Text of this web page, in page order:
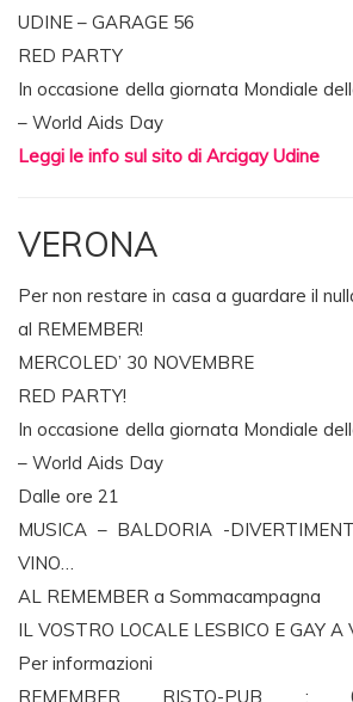
UDINE – GARAGE 56
RED PARTY
In occasione della giornata Mondiale
– World Aids Day
Leggi le info sul sito di Arcigay Udine
VERONA
Per non restare in casa a guardare il
al REMEMBER!
MERCOLED’ 30 NOVEMBRE
RED PARTY!
In occasione della giornata Mondiale
– World Aids Day
Dalle ore 21
MUSICA – BALDORIA -
VINO…
AL REMEMBER a Sommacampagna
IL VOSTRO LOCALE LESBICO E GAY A
Per informazioni
REMEMBER RISTO-PUB :